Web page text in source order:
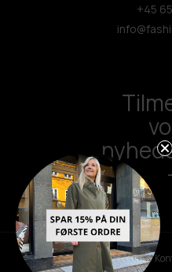
+45
Persondatapolitik